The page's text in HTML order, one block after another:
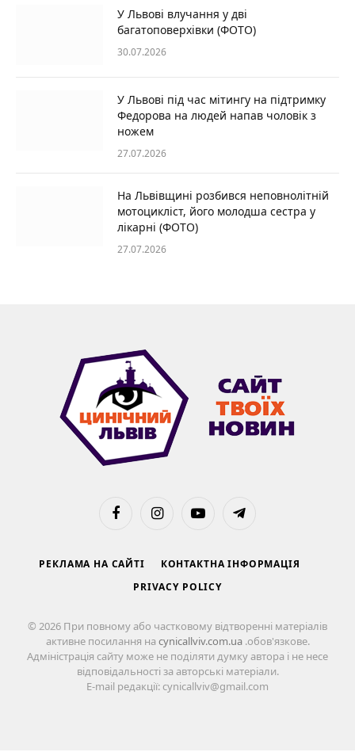
У Львові влучання у дві
багатоповерхівки (ФОТО)
30.07.2026
У Львові під час мітингу на підтримку
Федорова на людей напав чоловік з
ножем
27.07.2026
На Львівщині розбився неповнолітній
мотоцикліст, його молодша сестра у
лікарні (ФОТО)
27.07.2026
FacebookInstagramYouTube Telegram
РЕКЛАМА НА САЙТІ
КОНТАКТНА ІНФОРМАЦІЯ
PRIVACY POLICY
© 2026 При повному або частковому відтворенні матеріалів
активне посилання на cynicallviv.com.ua .обов'язкове.
Адміністрація сайту може не поділяти думку автора і не несе
відповідальності за авторські матеріали.
E-mail редакції: cynicallviv@gmail.com